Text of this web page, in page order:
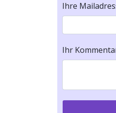
Ihre
Ihr